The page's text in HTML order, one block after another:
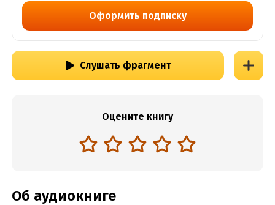
Оформить подписку
Слушать фрагмент
Оцените книгу
Об аудиокниге